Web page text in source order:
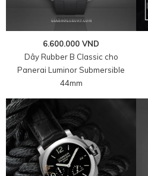
6.600.000 VND
Dây Rubber B Classic cho
Panerai Luminor Submersible
44mm